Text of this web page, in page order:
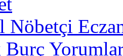
Nöbetçi